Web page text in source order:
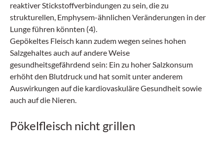
reaktiver Stickstoffverbindungen zu sein, die zu
strukturellen, Emphysem-ähnlichen Veränderungen in der
Lunge führen könnten (4).
Gepökeltes Fleisch kann zudem wegen seines hohen
Salzgehaltes auch auf andere Weise
gesundheitsgefährdend sein: Ein zu hoher Salzkonsum
erhöht den Blutdruck und hat somit unter anderem
Auswirkungen auf die kardiovaskuläre Gesundheit sowie
auch auf die Nieren.
Pökelfleisch nicht grillen